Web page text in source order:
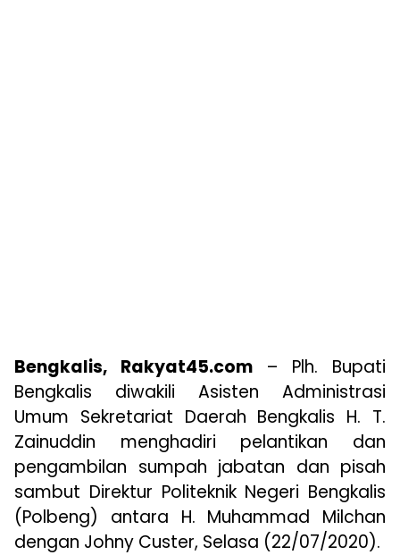
Bengkalis, Rakyat45.com – Plh. Bupati
Bengkalis diwakili Asisten Administrasi
Umum Sekretariat Daerah Bengkalis H. T.
Zainuddin menghadiri pelantikan dan
pengambilan sumpah jabatan dan pisah
sambut Direktur Politeknik Negeri Bengkalis
(Polbeng) antara H. Muhammad Milchan
dengan Johny Custer, Selasa (22/07/2020).